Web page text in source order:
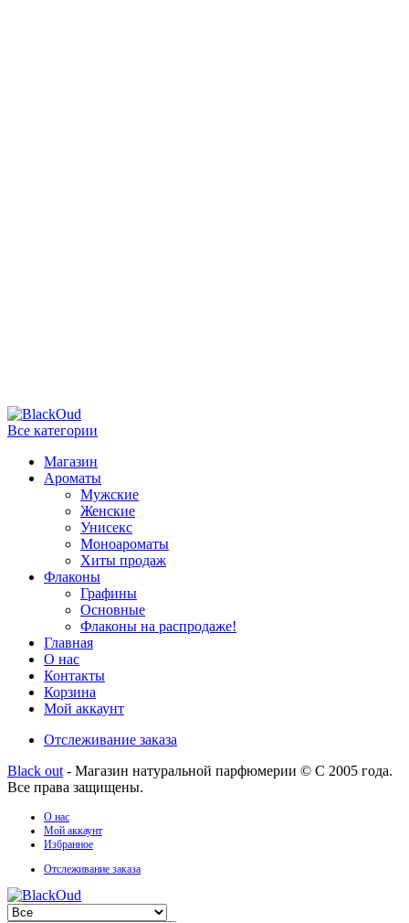
Все категории
Магазин
Ароматы
Мужские
Женские
Унисекс
Моноароматы
Хиты продаж
Флаконы
Графины
Основные
Флаконы на распродаже!
Главная
О нас
Контакты
Корзина
Мой аккаунт
Отслеживание заказа
Black out - Магазин натуральной парфюмерии © С 2005 года.
Все права защищены.
О нас
Мой аккаунт
Избранное
Отслеживание заказа